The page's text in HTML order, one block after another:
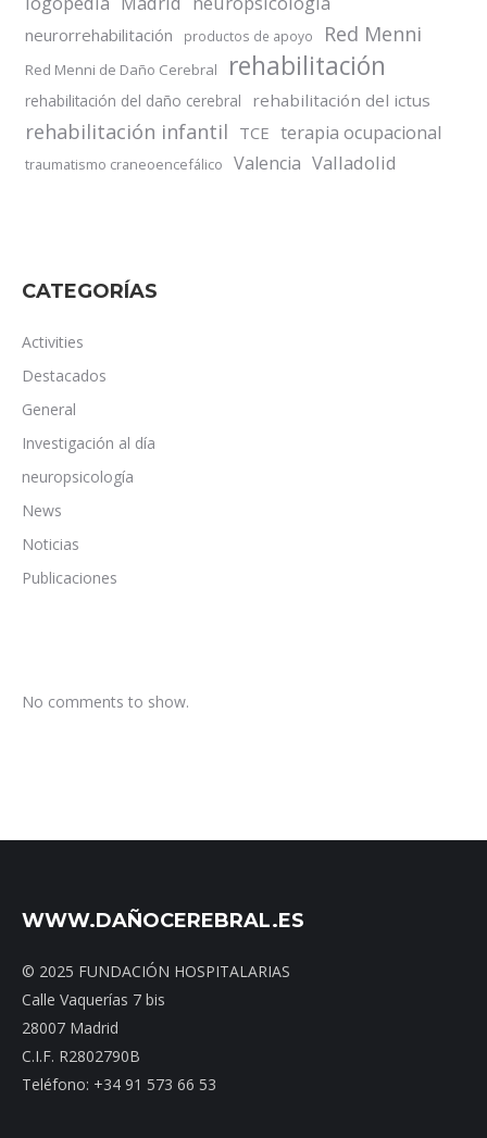
neurorrehabilitación productos de apoyo Red Menni
Red Menni de Daño Cerebral rehabilitación
rehabilitación del daño cerebral rehabilitación del ictus
rehabilitación infantil TCE terapia ocupacional
traumatismo craneoencefálico Valencia Valladolid
CATEGORÍAS
Activities
Destacados
General
Investigación al día
neuropsicología
News
Noticias
Publicaciones
No comments to show.
WWW.DAÑOCEREBRAL.ES
© 2025 FUNDACIÓN HOSPITALARIAS
Calle Vaquerías 7 bis
28007 Madrid
C.I.F. R2802790B
Teléfono: +34 91 573 66 53